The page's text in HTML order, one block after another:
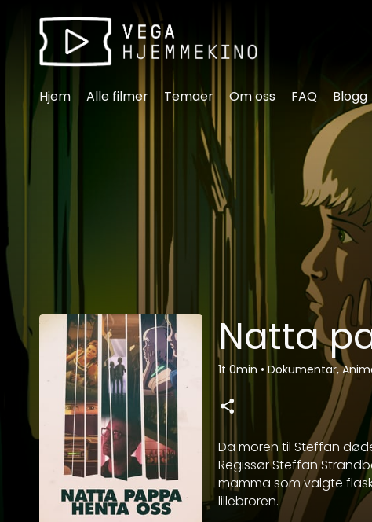
Tilgjengelighetslenker
Hjem Alle filmer Temaer Om oss FAQ Blogg
Natta
1t 0min • Dokumentar,
Da moren til Steffan
Regissør Steffan
mamma som valgte
lillebroren.